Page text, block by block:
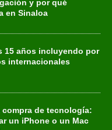
y por qué
en Sinaloa
15 años incluyendo por
internacionales
de tecnología:
un iPhone o un Mac